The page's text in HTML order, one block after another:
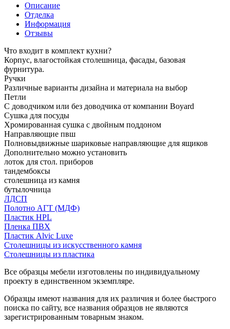
Описание
Отделка
Информация
Отзывы
Что входит в комплект кухни?
Корпус, влагостойкая столешница, фасады, базовая
фурнитура.
Ручки
Различные варианты дизайна и материала на выбор
Петли
С доводчиком или без доводчика от компании Boyard
Сушка для посуды
Хромированная сушка с двойным поддоном
Направляющие пвш
Полновыдвижные шариковые направляющие для ящиков
Дополнительно можно установить
лоток для стол. приборов
тандембоксы
столешница из камня
бутылочница
ЛДСП
Полотно АГТ (МДФ)
Пластик HPL
Пленка ПВХ
Пластик Alvic Luxe
Столешницы из искусственного камня
Столешницы из пластика
Все образцы мебели изготовлены по индивидуальному
проекту в единственном экземпляре.
Образцы имеют названия для их различия и более быстрого
поиска по сайту, все названия образцов не являются
зарегистрированным товарным знаком.